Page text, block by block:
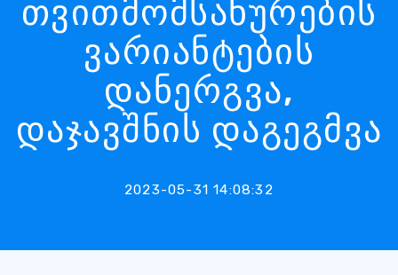
თვითმომსახურების
ვარიანტების
დანერგვა,
დაჯავშნის დაგეგმვა
2023-05-31 14:08:32